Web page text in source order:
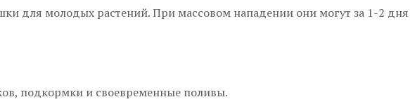
для молодых растений. При массовом нападении они могут за 1-2
подкормки и своевременные поливы.